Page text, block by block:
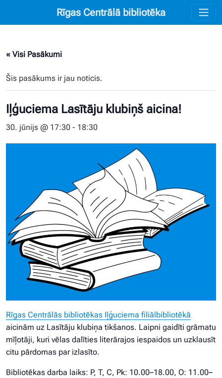
Rīgas Centrālā bibliotēka
« Visi Pasākumi
Šis pasākums ir jau noticis.
Iļģuciema Lasītāju klubiņš aicina!
30. jūnijs @ 17:30 - 18:30
Rīgas Centrālās bibliotēkas Iļģuciema filiālbibliotēkā
aicinām uz Lasītāju klubiņa tikšanos. Laipni gaidīti grāmatu
mīļotāji, kuri vēlas dalīties literārajos iespaidos un uzklausīt
citu pārdomas par izlasīto.
Bibliotēkas darba laiks: P, T, C, Pk: 10.00–18.00, O: 11.00–